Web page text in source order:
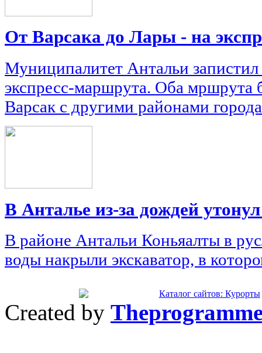
От Варсака до Лары - на
Муниципалитет Антальи
экспресс-маршрута. Оба мршрута
Варсак с другими районами города
В Анталье из-за дождей
В районе Антальи Коньяалты в
воды накрыли экскаватор, в
Created by